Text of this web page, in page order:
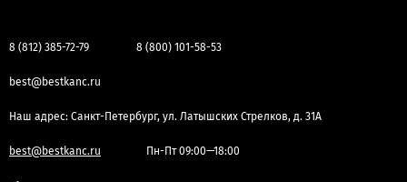
8 (812) 385-72-79 8 (800) 101-58-53
best@bestkanc.ru
Наш адрес: Санкт-Петербург, ул. Латышских Стрелков, д. 31А
best@bestkanc.ru Пн-Пт 09:00—18:00